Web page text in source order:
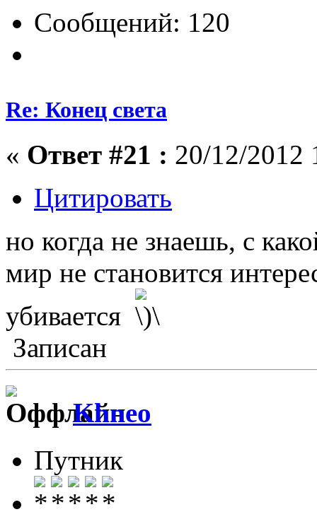
Сообщений: 120
Re: Конец света
« Ответ #21 : 20/12/2012
Цитировать
но когда не знаешь, с
мир не становится
убивается
Записан
Khneo
Путник